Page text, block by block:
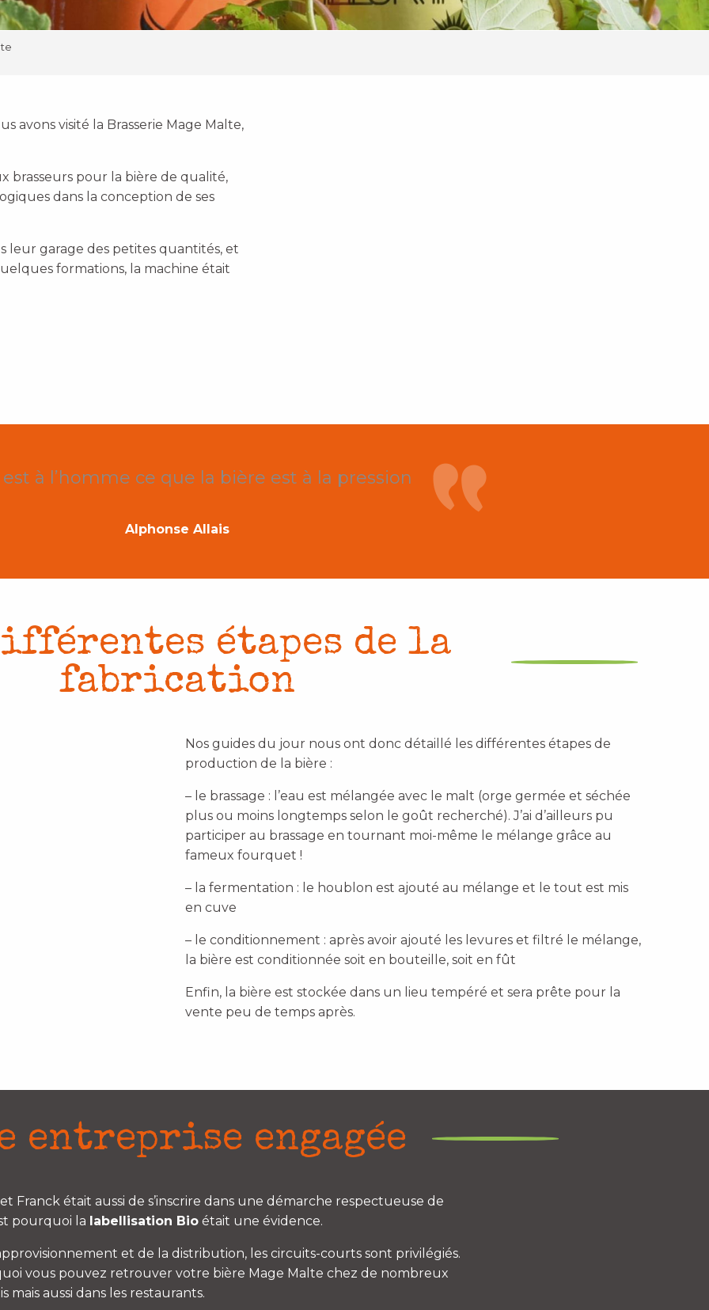
avons visité la Brasserie Mage Malte,
brasseurs pour la bière de qualité,
dans la conception de ses
leur garage des petites quantités, et
formations, la machine était
à l’homme ce que la bière est à la pression
Alphonse Allais
étapes de la
fabrication
Nos guides du jour nous ont donc détaillé les différentes étapes de
production de la bière :
– le brassage : l’eau est mélangée avec le malt (orge germée et séchée
plus ou moins longtemps selon le goût recherché). J’ai d’ailleurs pu
participer au brassage en tournant moi-même le mélange grâce au
fameux fourquet !
– la fermentation : le houblon est ajouté au mélange et le tout est mis
en cuve
– le conditionnement : après avoir ajouté les levures et filtré le mélange,
la bière est conditionnée soit en bouteille, soit en fût
Enfin, la bière est stockée dans un lieu tempéré et sera prête pour la
vente peu de temps après.
entreprise engagée
Franck était aussi de s’inscrire dans une démarche respectueuse de
pourquoi la labellisation Bio était une évidence.
et de la distribution, les circuits-courts sont privilégiés.
vous pouvez retrouver votre bière Mage Malte chez de nombreux
mais aussi dans les restaurants.